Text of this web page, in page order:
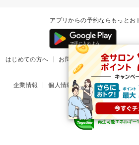
アプリからの予約ならもっとお
はじめての方へ お問い合わせ ヘルプ
掲載ご希望のサロン様
企業情報 個人情報保護方針 楽天のサ
© Rakuten Group,